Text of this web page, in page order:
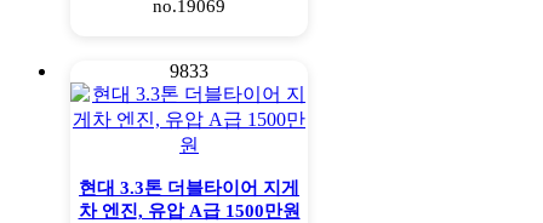
no.19069
9833
현대 3.3톤 더블타이어 지게
차 엔진, 유압 A급 1500만원